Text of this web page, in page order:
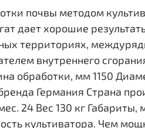
почвы методом
дает хорошие
территориях,
внутреннего
обработки, мм 1150
Германия Страна
24 Вес 130 кг Габариты,
культиватора. Чем